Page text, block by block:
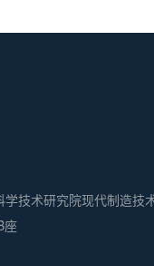
技术研究院现代制造技
座